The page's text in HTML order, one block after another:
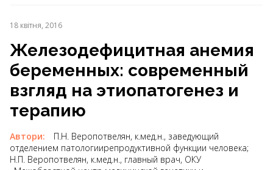
18 квітня, 2016
Железодефицитная анемия
беременных: современный
взгляд на этиопатогенез и
терапию
Автори:
П.Н. Веропотвелян, к.мед.н., заведующий
отделением патологиирепродуктивной функции человека;
Н.П. Веропотвелян, к.мед.н., главный врач, ОКУ